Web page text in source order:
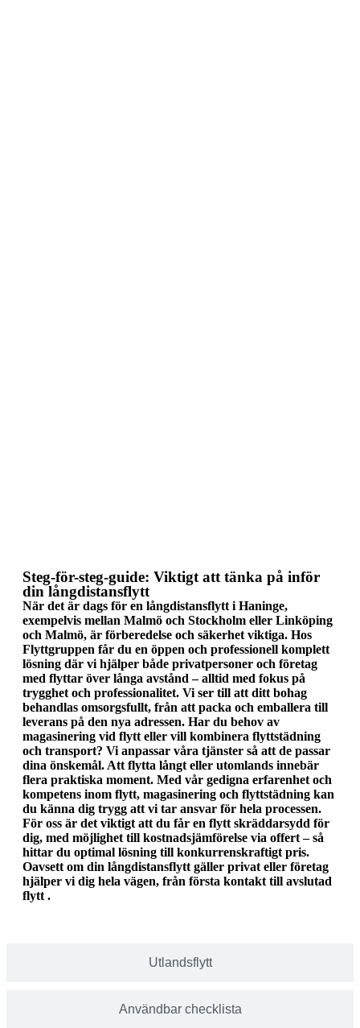
Utlandsflytt
Användbar checklista
Steg-för-steg-guide: Viktigt att tänka på inför
din långdistansflytt
När det är dags för en långdistansflytt i Haninge,
exempelvis mellan Malmö och Stockholm eller Linköping
och Malmö, är förberedelse och säkerhet viktiga. Hos
Flyttgruppen får du en öppen och professionell komplett
lösning där vi hjälper både privatpersoner och företag
med flyttar över långa avstånd – alltid med fokus på
trygghet och professionalitet. Vi ser till att ditt bohag
behandlas omsorgsfullt, från att packa och emballera till
leverans på den nya adressen. Har du behov av
magasinering vid flytt eller vill kombinera flyttstädning
och transport? Vi anpassar våra tjänster så att de passar
dina önskemål. Att flytta långt eller utomlands innebär
flera praktiska moment. Med vår gedigna erfarenhet och
kompetens inom flytt, magasinering och flyttstädning kan
du känna dig trygg att vi tar ansvar för hela processen.
För oss är det viktigt att du får en flytt skräddarsydd för
dig, med möjlighet till kostnadsjämförelse via offert – så
hittar du optimal lösning till konkurrenskraftigt pris.
Oavsett om din långdistansflytt gäller privat eller företag
hjälper vi dig hela vägen, från första kontakt till avslutad
flytt .